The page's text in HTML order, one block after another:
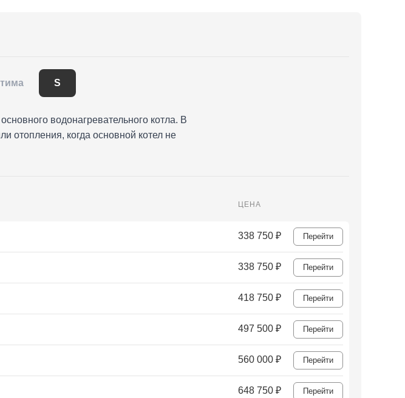
S
водонагревательного котла. В
отопления, когда основной котел не
ЦЕНА
338 750 ₽ Перейти
338 750 ₽ Перейти
418 750 ₽ Перейти
497 500 ₽ Перейти
560 000 ₽ Перейти
648 750 ₽ Перейти